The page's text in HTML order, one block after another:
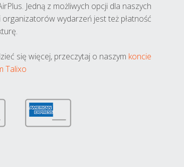
Jedną z możliwych opcji dla naszych
wydarzeń jest też płatność
się więcej, przeczytaj o naszym koncie
Talixo